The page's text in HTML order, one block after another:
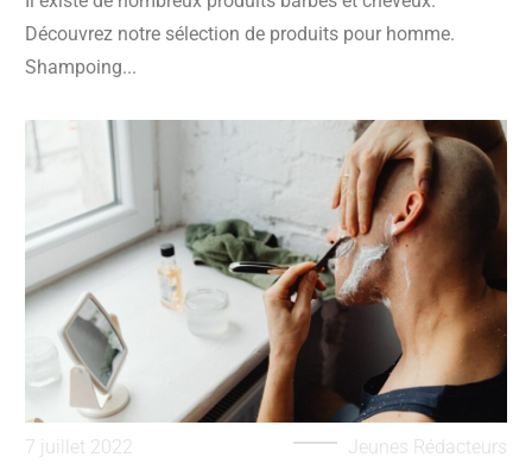
Découvrez notre sélection de produits pour homme.
Shampoing...
7 juillet 2022 Jeunes Rédacteurs